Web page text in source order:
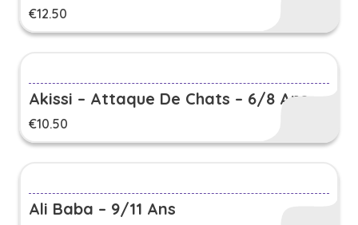
€12.50
Akissi – Attaque De Chats – 6/8 Ans
€10.50
Ali Baba – 9/11 Ans